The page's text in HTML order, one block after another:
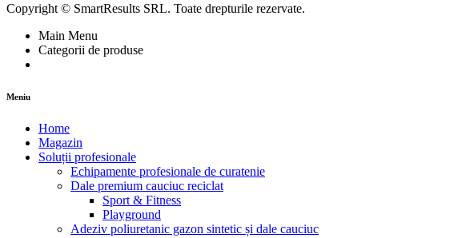
Copyright © SmartResults SRL. Toate drepturile rezervate.
Main Menu
Categorii de produse
Meniu
Home
Magazin
Soluții profesionale
Echipamente profesionale de curatenie
Dale premium cauciuc reciclat
Sport & Fitness
Playground
Adeziv poliuretanic gazon sintetic și dale cauciuc